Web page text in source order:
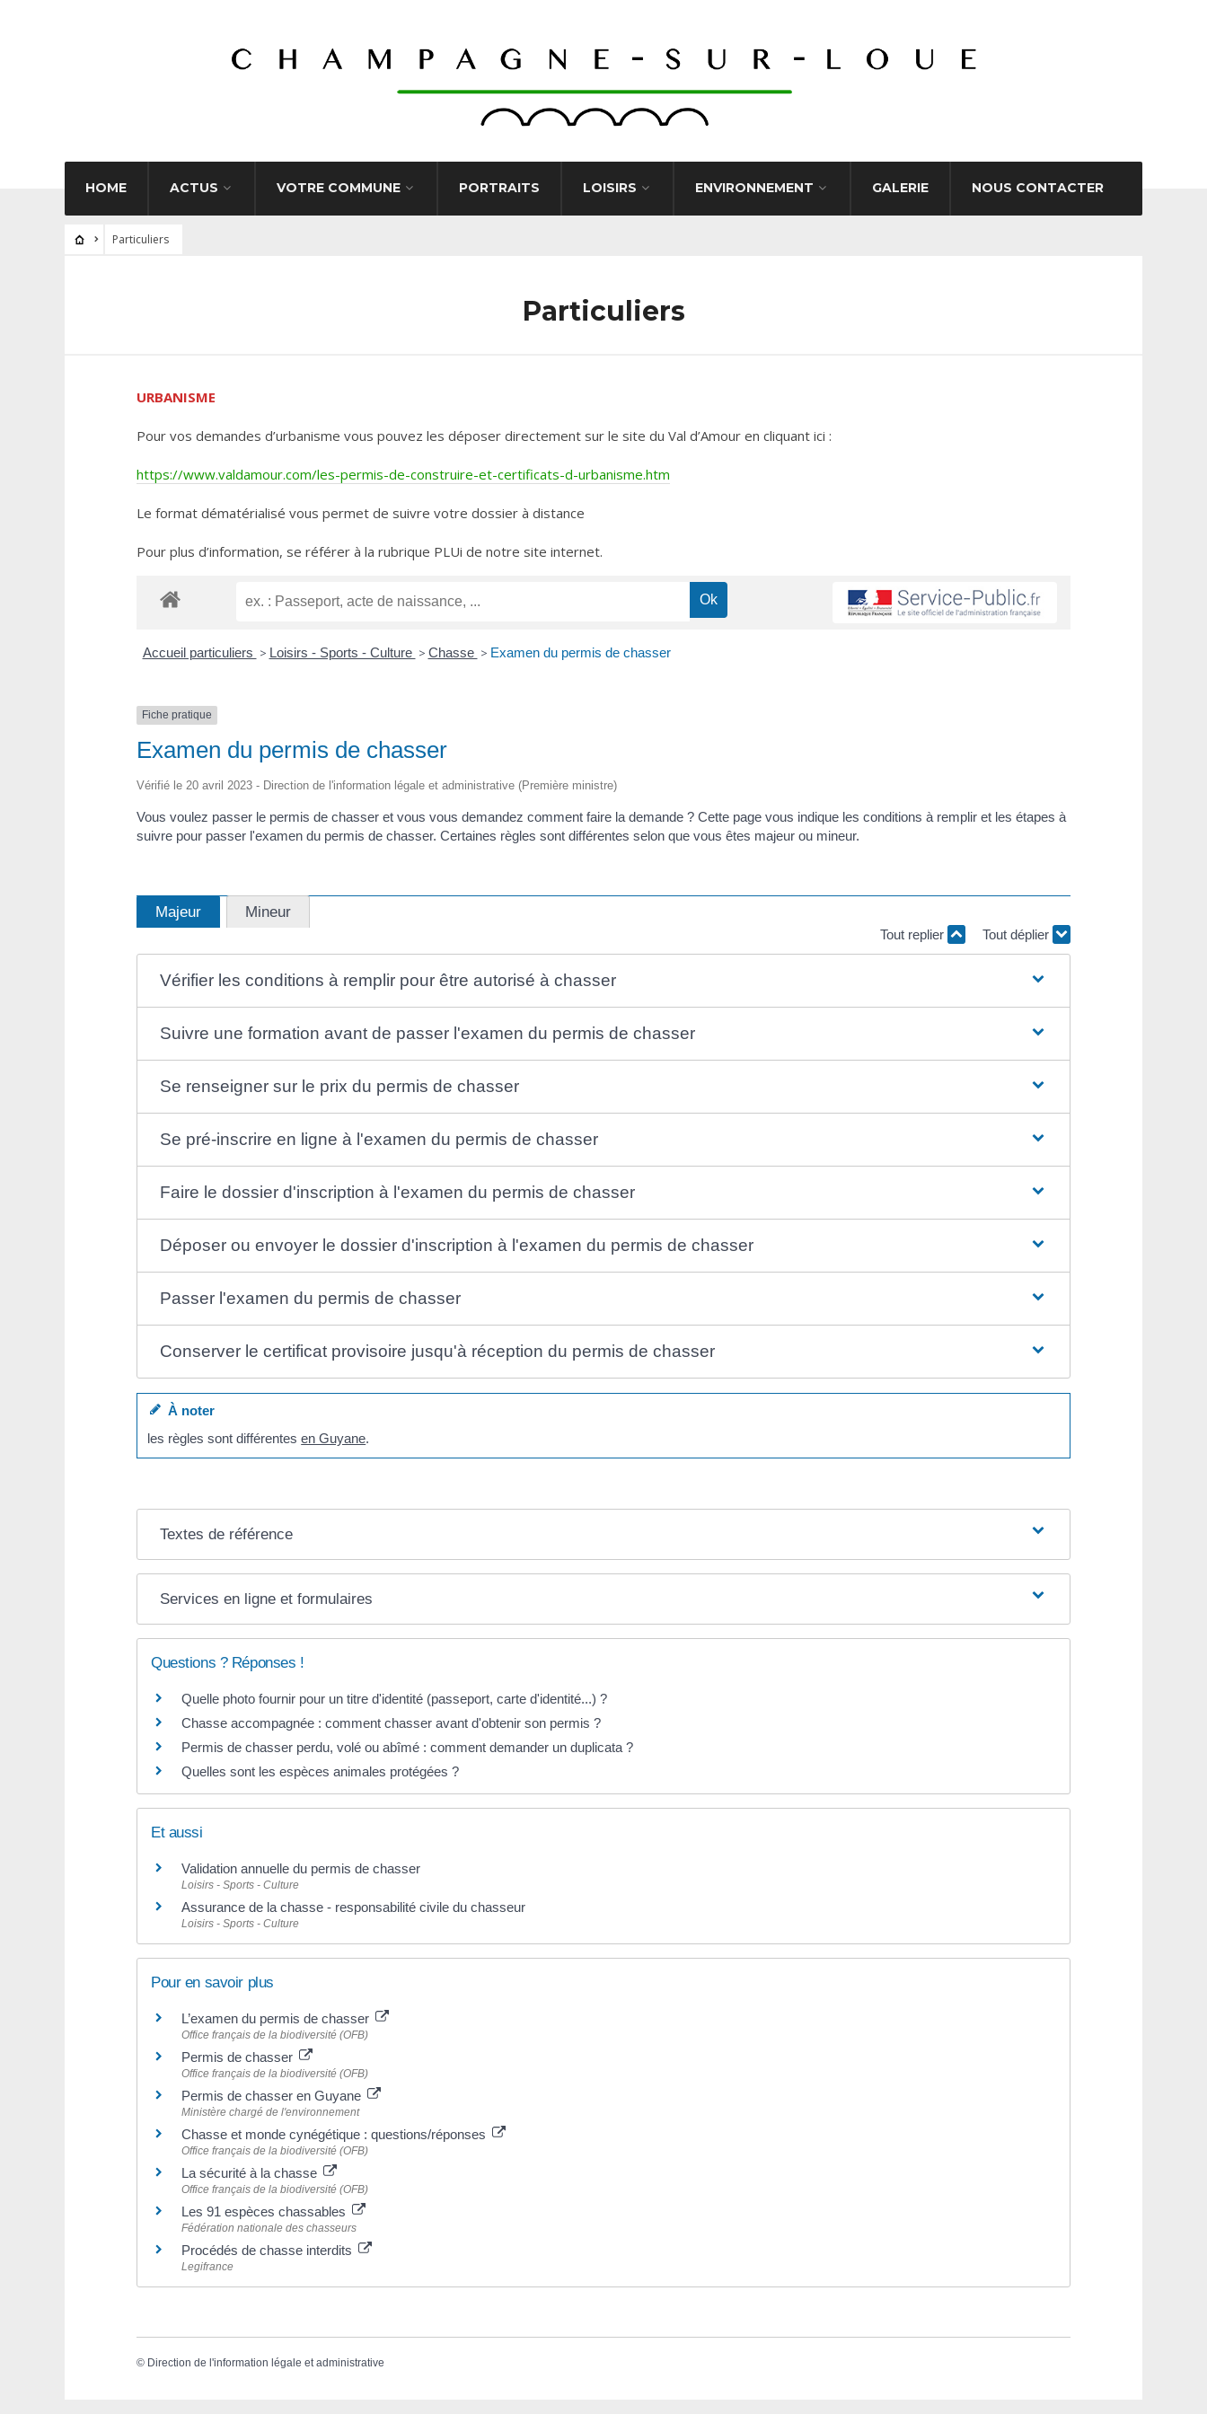
HOME ACTUS VOTRE COMMUNE PORTRAITS LOISIRS ENVIRONNEMENT GALERIE NOUS CONTACTER
Particuliers
Particuliers
URBANISME
Pour vos demandes d’urbanisme vous pouvez les déposer directement sur le site du Val d’Amour en cliquant ici :
https://www.valdamour.com/les-permis-de-construire-et-certificats-d-urbanisme.htm
Le format dématérialisé vous permet de suivre votre dossier à distance
Pour plus d’information, se référer à la rubrique PLUi de notre site internet.
Accueil particuliers > Loisirs - Sports - Culture > Chasse > Examen du permis de chasser
Fiche pratique
Examen du permis de chasser
Vérifié le 20 avril 2023 - Direction de l'information légale et administrative (Première ministre)
Vous voulez passer le permis de chasser et vous vous demandez comment faire la demande ? Cette page vous indique les conditions à remplir et les étapes à
suivre pour passer l'examen du permis de chasser. Certaines règles sont différentes selon que vous êtes majeur ou mineur.
Majeur Mineur
Tout replier Tout déplier
Vérifier les conditions à remplir pour être autorisé à chasser
Suivre une formation avant de passer l'examen du permis de chasser
Se renseigner sur le prix du permis de chasser
Se pré-inscrire en ligne à l'examen du permis de chasser
Faire le dossier d'inscription à l'examen du permis de chasser
Déposer ou envoyer le dossier d'inscription à l'examen du permis de chasser
Passer l'examen du permis de chasser
Conserver le certificat provisoire jusqu'à réception du permis de chasser
À noter
les règles sont différentesen Guyane.
Textes de référence
Services en ligne et formulaires
Questions ? Réponses !
Quelle photo fournir pour un titre d'identité (passeport, carte d'identité...) ?
Chasse accompagnée : comment chasser avant d'obtenir son permis ?
Permis de chasser perdu, volé ou abîmé : comment demander un duplicata ?
Quelles sont les espèces animales protégées ?
Et aussi
Validation annuelle du permis de chasser
Loisirs - Sports - Culture
Assurance de la chasse - responsabilité civile du chasseur
Loisirs - Sports - Culture
Pour en savoir plus
L’examen du permis de chasser
Office français de la biodiversité (OFB)
Permis de chasser
Office français de la biodiversité (OFB)
Permis de chasser en Guyane
Ministère chargé de l'environnement
Chasse et monde cynégétique : questions/réponses
Office français de la biodiversité (OFB)
La sécurité à la chasse
Office français de la biodiversité (OFB)
Les 91 espèces chassables
Fédération nationale des chasseurs
Procédés de chasse interdits
Legifrance
© Direction de l'information légale et administrative